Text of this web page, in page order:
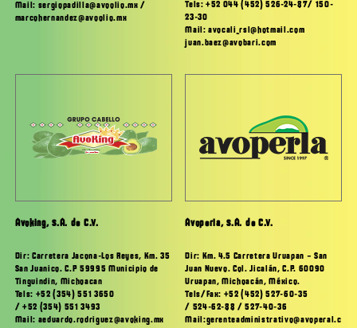
Mail: sergiopadilla@avoolio.mx /
marcohernandez@avoolio.mx
Tels: +52 044 (452) 526-24-87/ 150-
23-30
Mail: avocali_rsl@hotmail.com
juan.baez@avobari.com
Avoking, S.A. de C.V.
Dir: Carretera Jacona-Los Reyes, Km. 35
San Juanico. C.P 59995 Municipio de
Tinguindin, Michoacan
Tels: +52 (354) 551 3650
/ +52 (354) 551 3493
Mail: aeduardo.rodriguez@avoking.mx
Avoperla, S.A. de C.V.
Dir: Km. 4.5 Carretera Uruapan – San
Juan Nuevo. Col. Jicalán, C.P. 60090
Uruapan, Michoacán, México.
Tels/Fax: +52 (452) 527-60-35
/ 524-62-88 / 527-40-36
Mail:gerenteadministrativo@avoperal.c